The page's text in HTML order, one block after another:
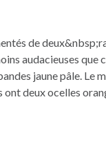
de
audacieuses que
jaune pâle. Le
ont deux ocelles